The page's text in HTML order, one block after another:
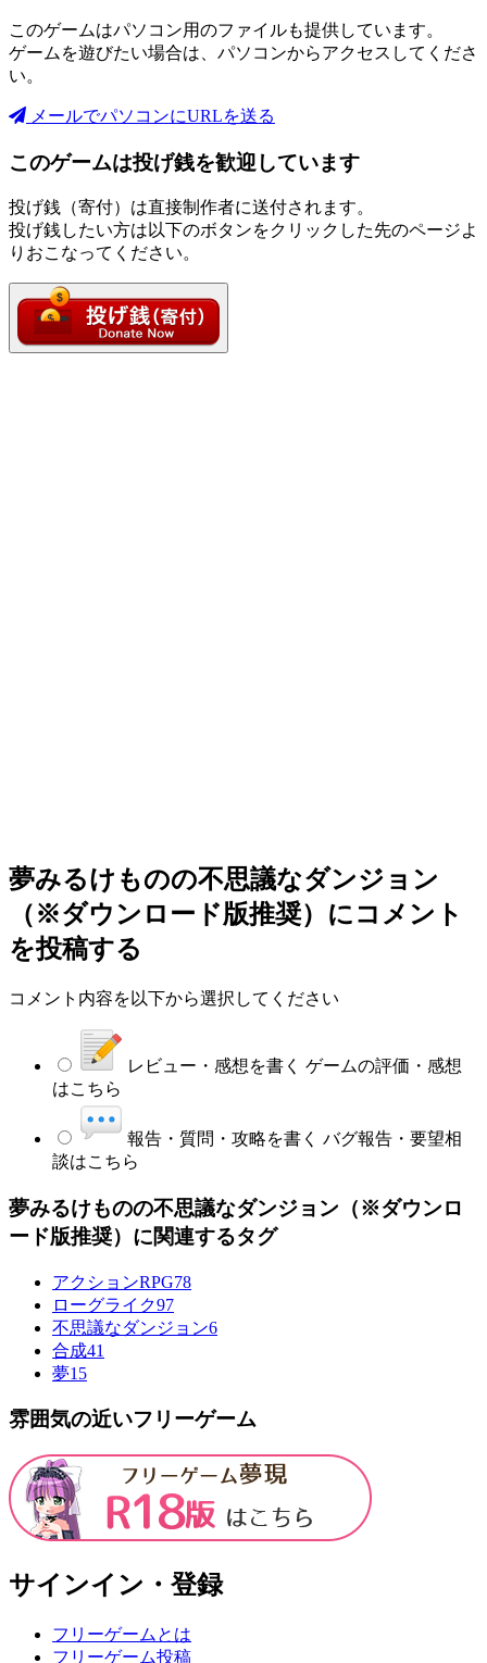
このゲームはパソコン用のファイルも提供しています。
ゲームを遊びたい場合は、パソコンからアクセスしてくださ
い。
メールでパソコンにURLを送る
このゲームは投げ銭を歓迎しています
投げ銭（寄付）は直接制作者に送付されます。
投げ銭したい方は以下のボタンをクリックした先のページよ
りおこなってください。
夢みるけものの不思議なダンジョン
（※ダウンロード版推奨） にコメント
を投稿する
コメント内容を以下から選択してください
レビュー・感想を書く ゲームの評価・感想
はこちら
報告・質問・攻略を書く バグ報告・要望相
談はこちら
夢みるけものの不思議なダンジョン（※ダウンロ
ード版推奨）に関連するタグ
アクションRPG78
ローグライク97
不思議なダンジョン6
合成41
夢15
雰囲気の近いフリーゲーム
サインイン・登録
フリーゲームとは
フリーゲーム投稿